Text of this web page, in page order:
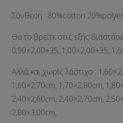
Σύνθεση : 80%cotton
Θα τo βρείτε στις εξής
0,90×2,00+35, 1,00×2,00+35,
Αλλά και χωρίς λάστιχο :
1,60×2,70cm, 1,70×2,80cm,
2,40×2,60cm, 2,40×2,70cm,
2,80×3,00cm,